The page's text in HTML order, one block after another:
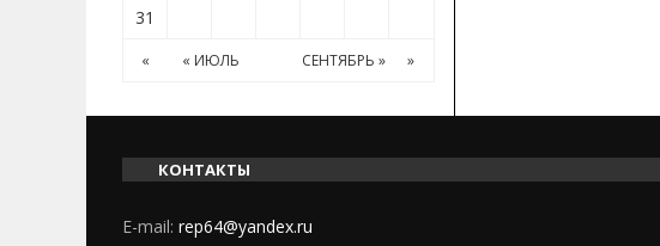
31
« « ИЮЛЬ СЕНТЯБРЬ » »
КОНТАКТЫ
E-mail: rep64@yandex.ru